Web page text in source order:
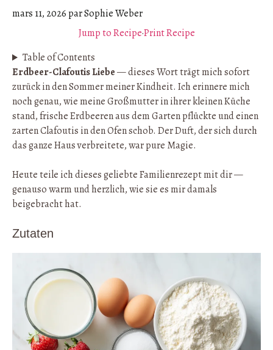
mars 11, 2026parSophie Weber
Jump to Recipe·Print Recipe
Table of Contents
Erdbeer-Clafoutis Liebe— dieses Wort trägt mich sofort
zurück in den Sommer meiner Kindheit. Ich erinnere mich
noch genau, wie meine Großmutter in ihrer kleinen Küche
stand, frische Erdbeeren aus dem Garten pflückte und einen
zarten Clafoutis in den Ofen schob. Der Duft, der sich durch
das ganze Haus verbreitete, war pure Magie.
Heute teile ich dieses geliebte Familienrezept mit dir —
genauso warm und herzlich, wie sie es mir damals
beigebracht hat.
Zutaten